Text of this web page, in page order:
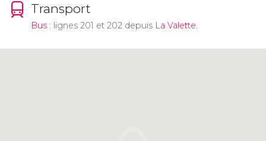
Transport
Bus: lignes 201 et 202 depuis La Valette